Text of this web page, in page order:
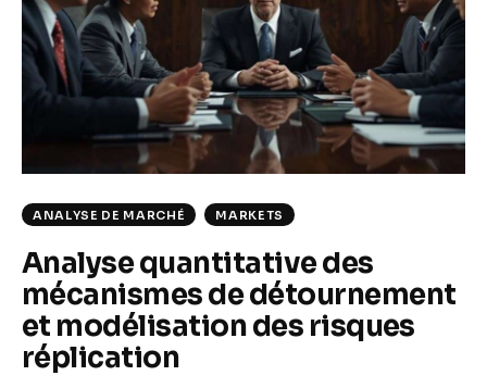
ANALYSE DE MARCHÉ MARKETS
Analyse quantitative des
mécanismes de détournement
et modélisation des risques
réplication